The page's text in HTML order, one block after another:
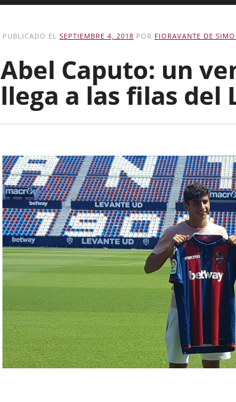
PUBLICADO EL SEPTIEMBRE 4, 2018 POR FIORAVANTE DE
Abel Caputo: un
llega a las filas del